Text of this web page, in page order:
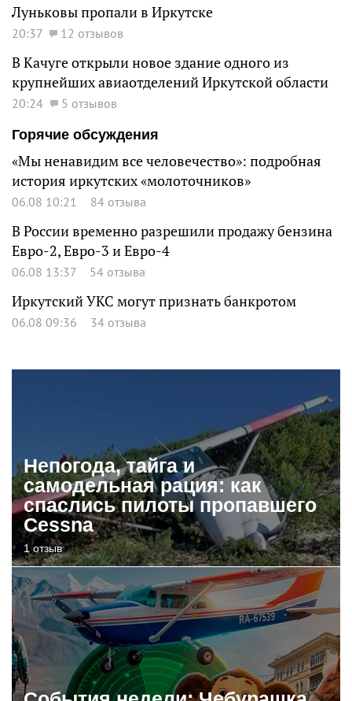
Луньковы пропали в Иркутске
20:37 12 отзывов
В Качуге открыли новое здание одного из
крупнейших авиаотделений Иркутской области
20:24
5 отзывов
Горячие обсуждения
«Мы ненавидим все человечество»: подробная
история иркутских «молоточников»
06.08 10:21 84 отзыва
В России временно разрешили продажу бензина
Евро-2, Евро-3 и Евро-4
06.08 13:37 54 отзыва
Иркутский УКС могут признать банкротом
06.08 09:36 34 отзыва
Непогода, тайга и
самодельная рация: как
спаслись пилоты пропавшего
Cessna
1 отзыв